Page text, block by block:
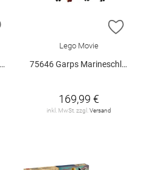
ZUR WUNSCHLISTE HINZUFÜGEN
ZUR
Lego Movie
75646 Garps Marineschlachtschiff V29
169,99 €
inkl. MwSt. zzgl. Versand